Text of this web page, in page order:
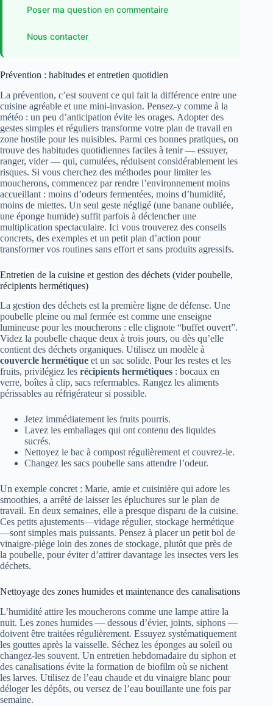
Poser ma question en commentaire
Nous contacter
Prévention : habitudes et entretien quotidien
La prévention, c’est souvent ce qui fait la différence entre une
cuisine agréable et une mini-invasion. Pensez-y comme à la
météo : un peu d’anticipation évite les orages. Adopter des
gestes simples et réguliers transforme votre plan de travail en
zone hostile pour les nuisibles. Parmi ces bonnes pratiques, on
trouve des habitudes quotidiennes faciles à tenir — essuyer,
ranger, vider — qui, cumulées, réduisent considérablement les
risques. Si vous cherchez des méthodes pour limiter les
moucherons, commencez par rendre l’environnement moins
accueillant : moins d’odeurs fermentées, moins d’humidité,
moins de miettes. Un seul geste négligé (une banane oubliée,
une éponge humide) suffit parfois à déclencher une
multiplication spectaculaire. Ici vous trouverez des conseils
concrets, des exemples et un petit plan d’action pour
transformer vos routines sans effort et sans produits agressifs.
Entretien de la cuisine et gestion des déchets (vider poubelle,
récipients hermétiques)
La gestion des déchets est la première ligne de défense. Une
poubelle pleine ou mal fermée est comme une enseigne
lumineuse pour les moucherons : elle clignote “buffet ouvert”.
Videz la poubelle chaque deux à trois jours, ou dès qu’elle
contient des déchets organiques. Utilisez un modèle à
couvercle hermétique et un sac solide. Pour les restes et les
fruits, privilégiez les récipients hermétiques : bocaux en
verre, boîtes à clip, sacs refermables. Rangez les aliments
périssables au réfrigérateur si possible.
Jetez immédiatement les fruits pourris.
Lavez les emballages qui ont contenu des liquides
sucrés.
Nettoyez le bac à compost régulièrement et couvrez-le.
Changez les sacs poubelle sans attendre l’odeur.
Un exemple concret : Marie, amie et cuisinière qui adore les
smoothies, a arrêté de laisser les épluchures sur le plan de
travail. En deux semaines, elle a presque disparu de la cuisine.
Ces petits ajustements—vidage régulier, stockage hermétique
—sont simples mais puissants. Pensez à placer un petit bol de
vinaigre-piège loin des zones de stockage, plutôt que près de
la poubelle, pour éviter d’attirer davantage les insectes vers les
déchets.
Nettoyage des zones humides et maintenance des canalisations
L’humidité attire les moucherons comme une lampe attire la
nuit. Les zones humides — dessous d’évier, joints, siphons —
doivent être traitées régulièrement. Essuyez systématiquement
les gouttes après la vaisselle. Séchez les éponges au soleil ou
changez-les souvent. Un entretien hebdomadaire du siphon et
des canalisations évite la formation de biofilm où se nichent
les larves. Utilisez de l’eau chaude et du vinaigre blanc pour
déloger les dépôts, ou versez de l’eau bouillante une fois par
semaine.